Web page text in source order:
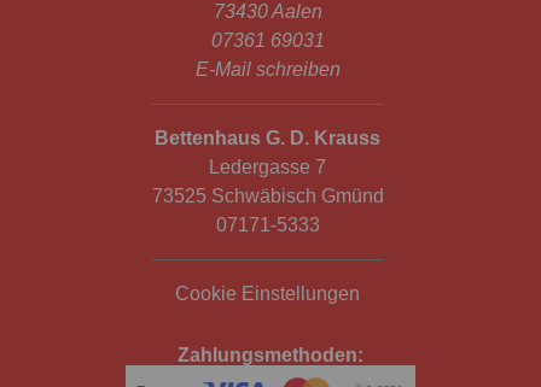
73430 Aalen
07361 69031
E-Mail schreiben
Bettenhaus G. D. Krauss
Ledergasse 7
73525 Schwäbisch Gmünd
07171-5333
Cookie Einstellungen
Zahlungsmethoden: